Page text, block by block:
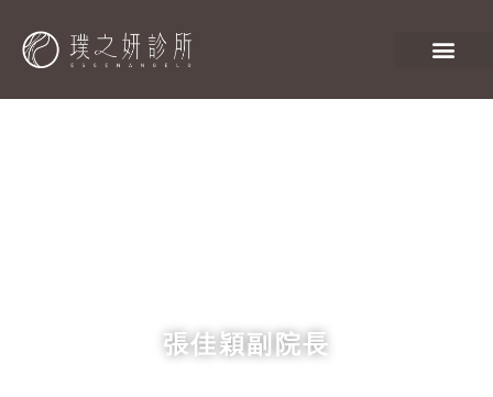
張佳穎副院長